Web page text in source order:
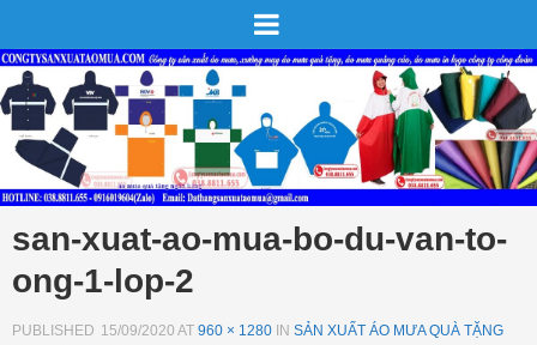
san-xuat-ao-mua-bo-du-van-to-
ong-1-lop-2
PUBLISHED 15/09/2020 AT 960 × 1280 IN SẢN XUẤT ÁO MƯA QUÀ TẶNG